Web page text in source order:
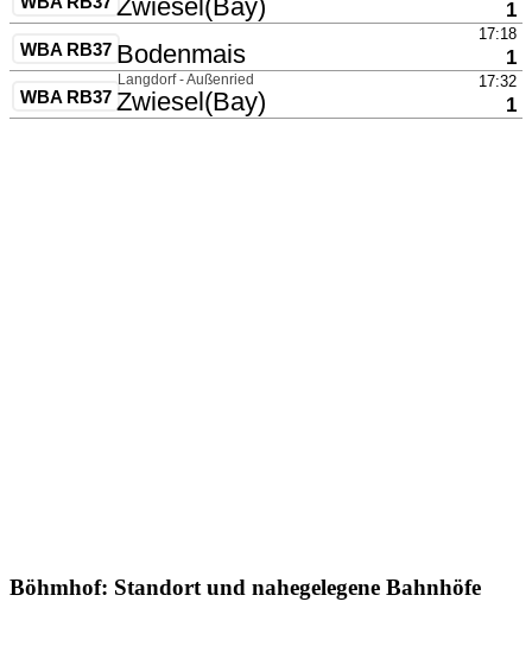
Böhmhof: Standort und nahegelegene Bahnhöfe